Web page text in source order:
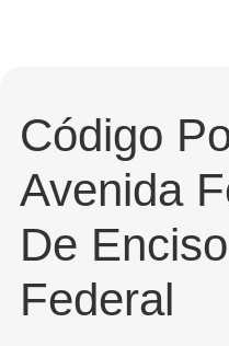
Código
Avenida
De
Federal